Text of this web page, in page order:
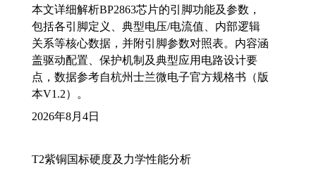
本文详细解析BP2863芯片的引脚功能及参数，
包括各引脚定义、典型电压/电流值、内部逻辑
关系等核心数据，并附引脚参数对照表。内容涵
盖驱动配置、保护机制及典型应用电路设计要
点，数据参考自杭州士兰微电子官方规格书（版
本V1.2）。
2026年8月4日
T2紫铜国标硬度及力学性能分析